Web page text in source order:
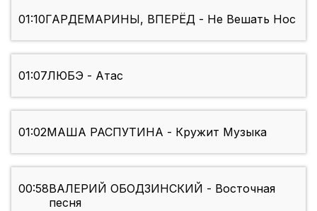
01:10ГАРДЕМАРИНЫ, ВПЕРЁД - Не Вешать Нос
01:07ЛЮБЭ - Атас
01:02МАША РАСПУТИНА - Кружит Музыка
00:58ВАЛЕРИЙ ОБОДЗИНСКИЙ - Восточная
песня